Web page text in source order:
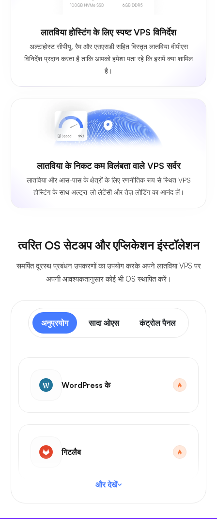
लातविया होस्टिंग के लिए स्पष्ट VPS विनिर्देश
अल्टाहोस्ट सीपीयू, रैम और एसएसडी सहित विस्तृत लातविया वीपीएस
विनिर्देश प्रदान करता है ताकि आपको हमेशा पता रहे कि इसमें क्या शामिल
है।
लातविया के निकट कम विलंबता वाले VPS सर्वर
लातविया और आस-पास के क्षेत्रों के लिए रणनीतिक रूप से स्थित VPS
होस्टिंग के साथ अल्ट्रा-लो लेटेंसी और तेज़ लोडिंग का आनंद लें।
त्वरित OS सेटअप और एप्लिकेशन इंस्टॉलेशन
समर्पित दूरस्थ प्रबंधन उपकरणों का उपयोग करके अपने लातविया VPS पर
अपनी आवश्यकतानुसार कोई भी OS स्थापित करें।
अनुप्रयोग सादा ओएस कंट्रोल पैनल
WordPress के
गिटलैब
और देखें